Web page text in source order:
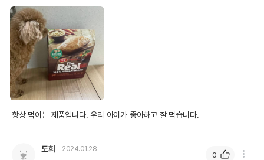
항상 먹이는 제품입니다. 우리 아이가 좋아하고 잘 먹습니다.
도희 2024.01.28
0